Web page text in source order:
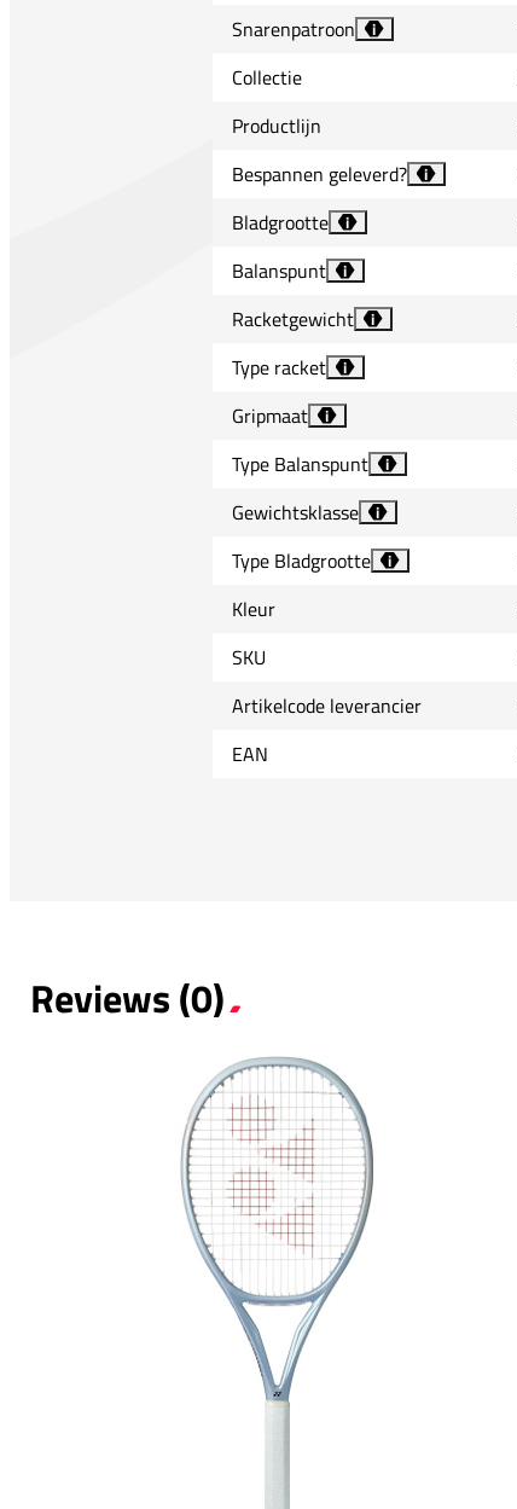
Snarenpatroon
i
Collectie
Productlijn
Bespannen geleverd?
i
Bladgrootte
i
Balanspunt
i
Racketgewicht
i
Type racket
i
Gripmaat
i
Type Balanspunt
i
Gewichtsklasse
i
Type Bladgrootte
i
Kleur
SKU
Artikelcode leverancier
EAN
Reviews (0)